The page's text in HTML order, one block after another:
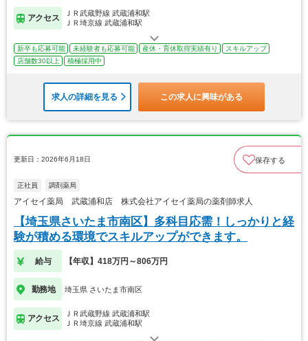
アクセス
ＪＲ武蔵野線 武蔵浦和駅
ＪＲ埼京線 武蔵浦和駅
新卒も応募可能 未経験者も応募可能 産休・育休取得実績有り
スキルアップ
店舗数30以上
積極採用中
求人の詳細を見る この求人に興味がある
更新日：2026年6月18日 保存する
正社員 調剤薬局
アイセイ薬局 武蔵浦和店 株式会社アイセイ薬局の薬剤師求人
【埼玉県さいたま市南区】多科目応需！しっかりと経
験が積める環境でスキルアップができます。
給与 【年収】418万円～806万円
勤務地 埼玉県 さいたま市南区
アクセス
ＪＲ武蔵野線 武蔵浦和駅
ＪＲ埼京線 武蔵浦和駅